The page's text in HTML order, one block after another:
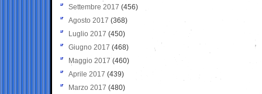
Settembre 2017 (456)
Agosto 2017 (368)
Luglio 2017 (450)
Giugno 2017 (468)
Maggio 2017 (460)
Aprile 2017 (439)
Marzo 2017 (480)